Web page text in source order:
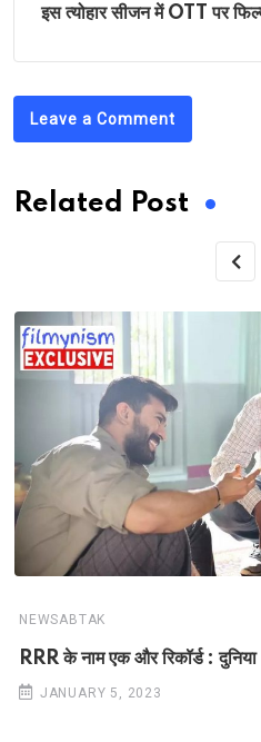
इस त्योहार सीजन में OTT पर
Leave a Comment
Related Post
NEWSABTAK
RRR के नाम एक और रिकॉर्ड : दुनिया
JANUARY 5, 2023